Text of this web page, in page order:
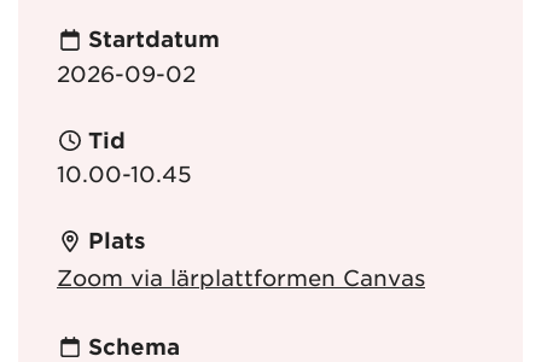
Startdatum
2026-09-02
Tid
10.00-10.45
Plats
Zoom via lärplattformen Canvas
Schema